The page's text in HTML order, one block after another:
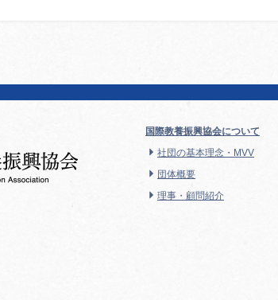
国際教養振興協会について
社団の基本理念・MVV
団体概要
理事・顧問紹介